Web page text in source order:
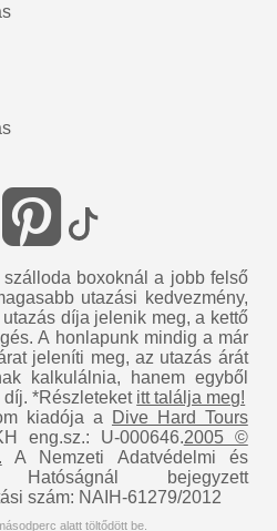
boxoknál a jobb felső
utazási kedvezmény,
díja jelenik meg, a kettő
A honlapunk mindig a már
jeleníti meg, az utazás árát
kalkulálnia, hanem egyből
díj. *Részleteket itt találja meg!
kiadója a
Dive Hard Tours
eng.sz.: U-000646.2005 ©
A Nemzeti Adatvédelmi és
Hatóságnál bejegyzett
szám: NAIH-61279/2012
alatt töltődött be.